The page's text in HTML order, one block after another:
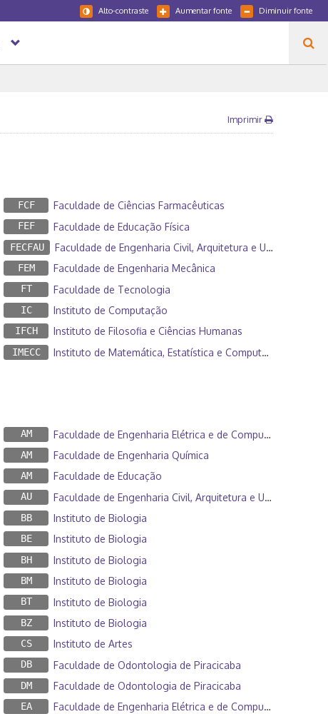
Diminuir fonte
Aumentar fonte
Alto-contraste
Imprimir
FCF Faculdade de Ciências Farmacêuticas
FEF Faculdade de Educação Física
FECFAU Faculdade de Engenharia Civil, Arquitetura e Urbanismo
FEM Faculdade de Engenharia Mecânica
FT Faculdade de Tecnologia
IC Instituto de Computação
IFCH Instituto de Filosofia e Ciências Humanas
IMECC Instituto de Matemática, Estatística e Computação Científica
AM Faculdade de Engenharia Elétrica e de Computação
AM Faculdade de Engenharia Química
AM Faculdade de Educação
AU Faculdade de Engenharia Civil, Arquitetura e Urbanismo
BB Instituto de Biologia
BE Instituto de Biologia
BH Instituto de Biologia
BM Instituto de Biologia
BT Instituto de Biologia
BZ Instituto de Biologia
CS Instituto de Artes
DB Faculdade de Odontologia de Piracicaba
DM Faculdade de Odontologia de Piracicaba
EA Faculdade de Engenharia Elétrica e de Computação